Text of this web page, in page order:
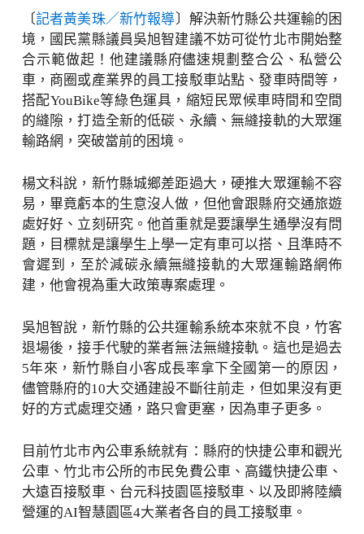
〔記者黃美珠／新竹報導〕解決新竹縣公共運輸的困
境，國民黨縣議員吳旭智建議不妨可從竹北市開始整
合示範做起！他建議縣府儘速規劃整合公、私營公
車，商圈或產業界的員工接駁車站點、發車時間等，
搭配YouBike等綠色運具，縮短民眾候車時間和空間
的縫隙，打造全新的低碳、永續、無縫接軌的大眾運
輸路網，突破當前的困境。
楊文科說，新竹縣城鄉差距過大，硬推大眾運輸不容
易，畢竟虧本的生意沒人做，但他會跟縣府交通旅遊
處好好、立刻研究。他首重就是要讓學生通學沒有問
題，目標就是讓學生上學一定有車可以搭、且準時不
會遲到，至於減碳永續無縫接軌的大眾運輸路網佈
建，他會視為重大政策專案處理。
吳旭智說，新竹縣的公共運輸系統本來就不良，竹客
退場後，接手代駛的業者無法無縫接軌。這也是過去
5年來，新竹縣自小客成長率拿下全國第一的原因，
儘管縣府的10大交通建設不斷往前走，但如果沒有更
好的方式處理交通，路只會更塞，因為車子更多。
目前竹北市內公車系統就有：縣府的快捷公車和觀光
公車、竹北市公所的市民免費公車、高鐵快捷公車、
大遠百接駁車、台元科技園區接駁車、以及即將陸續
營運的AI智慧園區4大業者各自的員工接駁車。